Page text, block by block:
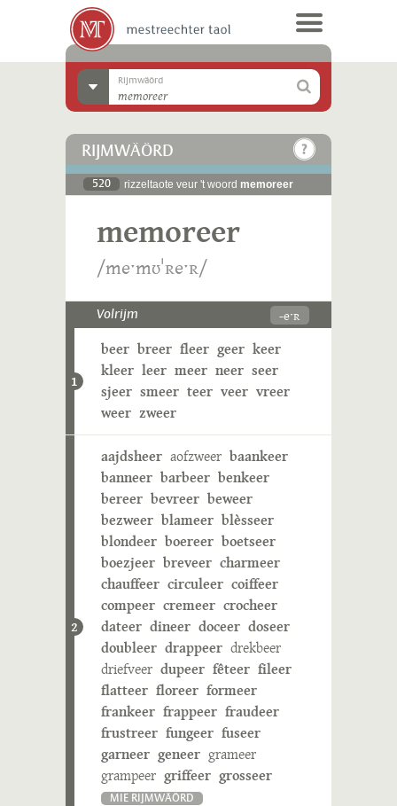
Rijmwäörd
RIJMWÄÖRD
520 rizzeltaote veur 't woord memoreer
memoreer
/meˑmʊˈʀeˑʀ/
Volrijm -eˑʀ
1
beer breer fleer geer keer
kleer leer meer neer seer
sjeer smeer teer veer vreer
weer zweer
2
aajdsheer aofzweer baankeer
banneer barbeer benkeer
bereer bevreer beweer
bezweer blameer blèsseer
blondeer boereer boetseer
boezjeer breveer charmeer
chauffeer circuleer coiffeer
compeer cremeer crocheer
dateer dineer doceer doseer
doubleer drappeer drekbeer
driefveer dupeer fêteer fileer
flatteer floreer formeer
frankeer frappeer fraudeer
frustreer fungeer fuseer
garneer geneer grameer
grampeer griffeer grosseer
MIE RIJMWÄÖRD